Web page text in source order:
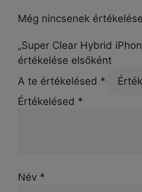
Még nincsenek
„Super Clear Hybrid
értékelése elsőként
A te értékelésed *
Értékelésed *
Név *